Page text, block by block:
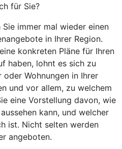
für Sie?
immer mal wieder einen
in Ihrer Region.
konkreten Pläne für Ihren
haben, lohnt es sich zu
oder Wohnungen in Ihrer
und vor allem, zu welchem
eine Vorstellung davon, wie
kann, und welcher
ist. Nicht selten werden
angeboten.